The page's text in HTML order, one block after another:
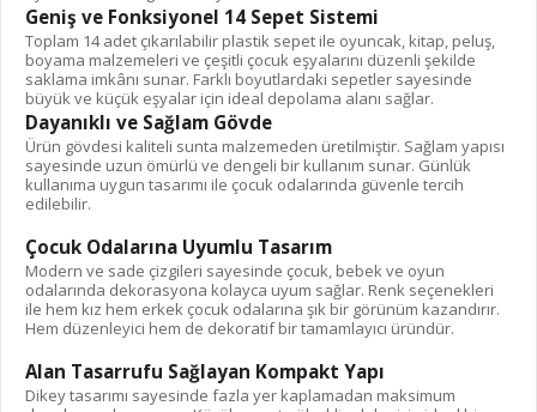
Geniş ve Fonksiyonel 14 Sepet Sistemi
Toplam 14 adet çıkarılabilir plastik sepet ile oyuncak, kitap, peluş,
boyama malzemeleri ve çeşitli çocuk eşyalarını düzenli şekilde
saklama imkânı sunar. Farklı boyutlardaki sepetler sayesinde
büyük ve küçük eşyalar için ideal depolama alanı sağlar.
Dayanıklı ve Sağlam Gövde
Ürün gövdesi kaliteli sunta malzemeden üretilmiştir. Sağlam yapısı
sayesinde uzun ömürlü ve dengeli bir kullanım sunar. Günlük
kullanıma uygun tasarımı ile çocuk odalarında güvenle tercih
edilebilir.
Çocuk Odalarına Uyumlu Tasarım
Modern ve sade çizgileri sayesinde çocuk, bebek ve oyun
odalarında dekorasyona kolayca uyum sağlar. Renk seçenekleri
ile hem kız hem erkek çocuk odalarına şık bir görünüm kazandırır.
Hem düzenleyici hem de dekoratif bir tamamlayıcı üründür.
Alan Tasarrufu Sağlayan Kompakt Yapı
Dikey tasarımı sayesinde fazla yer kaplamadan maksimum